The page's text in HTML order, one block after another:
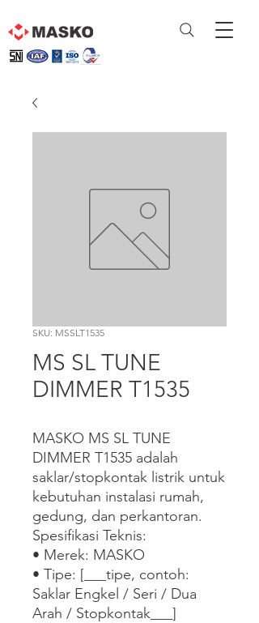
SKU: MSSLT1535
MS SL TUNE
DIMMER T1535
MASKO MS SL TUNE
DIMMER T1535 adalah
saklar/stopkontak listrik untuk
kebutuhan instalasi rumah,
gedung, dan perkantoran.
Spesifikasi Teknis:
• Merek: MASKO
• Tipe: [___tipe, contoh:
Saklar Engkel / Seri / Dua
Arah / Stopkontak___]